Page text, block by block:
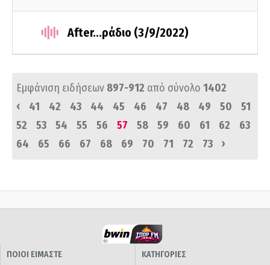
After...ράδιο (3/9/2022)
Εμφάνιση ειδήσεων 897-912 από σύνολο 1402
‹
41 42 43 44 45 46 47 48 49 50
51
52
53 54 55 56 57 58 59 60 61 62
63
64
65 66 67 68 69 70 71 72 73 ›
ΠΟΙΟΙ ΕΙΜΑΣΤΕ
ΚΑΤΗΓΟΡΙΕΣ